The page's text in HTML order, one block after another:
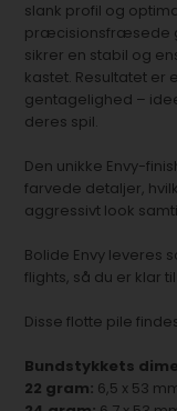
slank profil og
præcisionsfræsede
sikrer en stabil og
kastet. Resultatet er
gentagelighed –
deres spil.
Den unikke Envy-
farvede detaljer,
aggressivt look
Bolide Envy leveres
flights, så du er klar
Disse flotte pile
Bundstykkets
22 gram: 6,5 x 53